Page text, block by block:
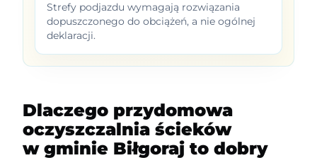
Strefy podjazdu wymagają rozwiązania
dopuszczonego do obciążeń, a nie ogólnej
deklaracji.
Dlaczego przydomowa
oczyszczalnia ścieków
w gminie Biłgoraj to dobry